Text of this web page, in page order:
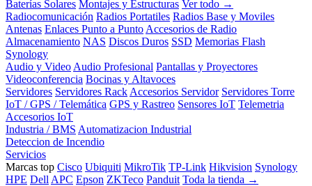
Baterías Solares Montajes y Estructuras Ver todo →
Radiocomunicación Radios Portatiles Radios Base y Moviles
Antenas Enlaces Punto a Punto Accesorios de Radio
Almacenamiento NAS Discos Duros SSD Memorias Flash
Synology
Audio y Video Audio Profesional Pantallas y Proyectores
Videoconferencia Bocinas y Altavoces
Servidores Servidores Rack Accesorios Servidor Servidores Torre
IoT / GPS / Telemática GPS y Rastreo Sensores IoT Telemetria
Accesorios IoT
Industria / BMS Automatizacion Industrial
Deteccion de Incendio
Servicios
Marcas top Cisco Ubiquiti MikroTik TP-Link Hikvision Synology
HPE Dell APC Epson ZKTeco Panduit Toda la tienda →